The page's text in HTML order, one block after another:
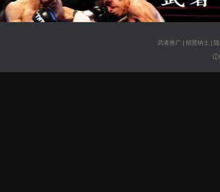
武者推广| 招贤纳士|
辽